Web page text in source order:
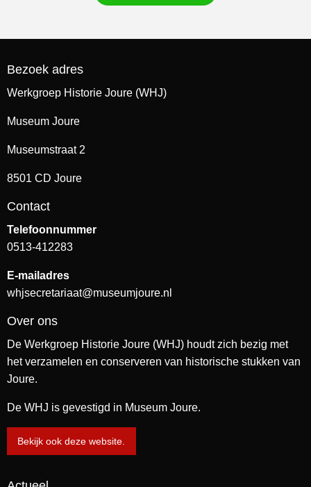
Bezoek adres
Werkgroep Historie Joure (WHJ)
Museum Joure
Museumstraat 2
8501 CD Joure
Contact
Telefoonnummer
0513-412283
E-mailadres
whjsecretariaat@museumjoure.nl
Over ons
De Werkgroep Historie Joure (WHJ) houdt zich bezig met
het verzamelen en conserveren van historische stukken van
Joure.
De WHJ is gevestigd in Museum Joure.
Bekijk ook deze website.